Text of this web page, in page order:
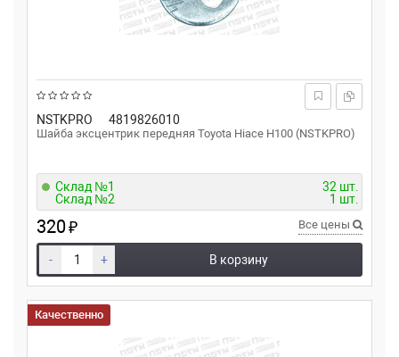
NSTKPRO 4819826010
Шайба эксцентрик передняя Toyota Hiace H100 (NSTKPRO)
Склад №1
32 шт.
Склад №2
1 шт.
320₽ Все цены
- + В корзину
Качественно